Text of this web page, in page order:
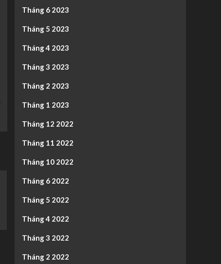
Tháng 6 2023
Tháng 5 2023
Tháng 4 2023
Tháng 3 2023
Tháng 2 2023
Tháng 1 2023
Tháng 12 2022
Tháng 11 2022
Tháng 10 2022
Tháng 6 2022
Tháng 5 2022
Tháng 4 2022
Tháng 3 2022
Tháng 2 2022